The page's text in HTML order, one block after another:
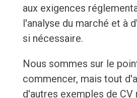
aux exigences
l'analyse du marché et à
si nécessaire.
Nous sommes sur le
commencer, mais tout
d'autres exemples de CV